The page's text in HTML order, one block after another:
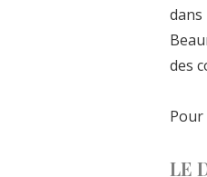
dans
des
Pour
LE